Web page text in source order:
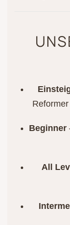
Beginner
All